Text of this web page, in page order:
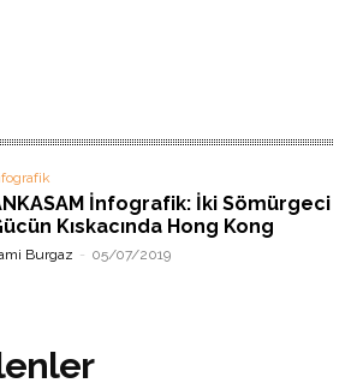
İnfografik: İki Sömürgeci
Kıskacında Hong Kong
Burgaz - 05/07/2019